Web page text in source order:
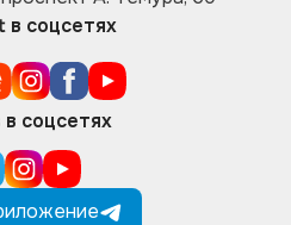
в соцсетях
соцсетях